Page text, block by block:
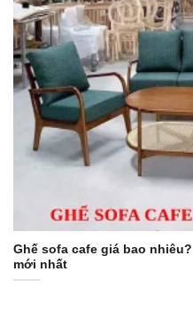
Ghế sofa cafe giá bao
mới nhất